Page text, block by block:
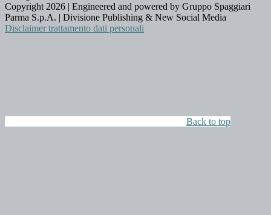
Copyright 2026 | Engineered and powered by Gruppo Spaggiari
Parma S.p.A. | Divisione Publishing & New Social Media
Disclaimer trattamento dati personali
Back to top